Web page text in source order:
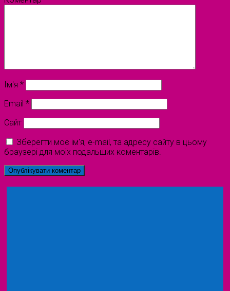
Ім'я *
Email *
Сайт
Зберегти моє ім'я, e-mail, та адресу сайту в цьому
браузері для моїх подальших коментарів.